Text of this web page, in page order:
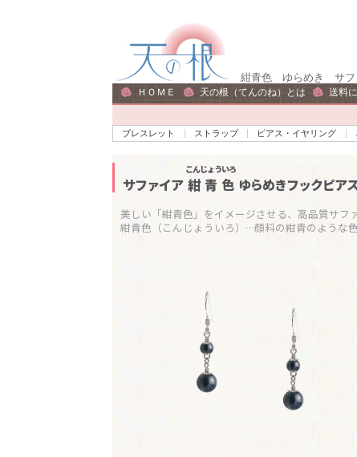
ー
シ
ョ
ス
キ
ッ
ン
ツ
へ
ッ
プ
紺青色 ゆらめき サフ
ＨＯＭＥ 天の根（てんのね）とは 送料
ブレスレット ストラップ ピアス・イヤリング
サファイア 紺青色
こんじょういろ
ゆらめきフックピア
美しい「紺青色」をイメージさせる、高品質サフ
紺青色（こんじょういろ）…顔料の紺青のような